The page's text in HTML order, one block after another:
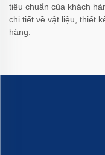
tiêu chuẩn của khách
chi tiết về vật liệu, thiết
hàng.